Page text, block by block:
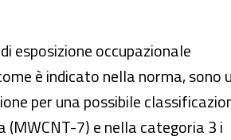
esposizione occupazionale
è indicato nella norma, sono
per una possibile
(MWCNT-7) e nella categoria 3 i